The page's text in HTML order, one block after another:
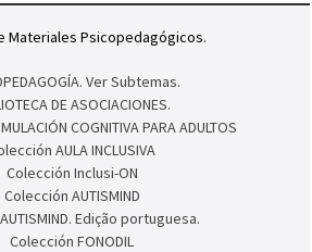
Materiales Psicopedagógicos.
Ver Subtemas.
DE ASOCIACIONES.
COGNITIVA PARA ADULTOS
AULA INCLUSIVA